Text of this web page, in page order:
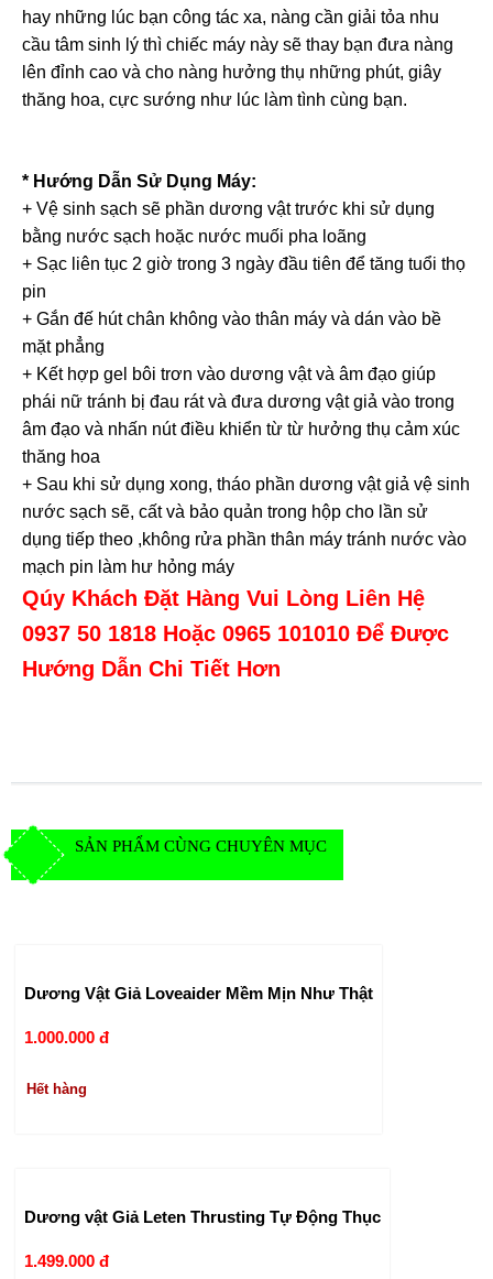
hay những lúc bạn công tác xa, nàng cần giải tỏa nhu
cầu tâm sinh lý thì chiếc máy này sẽ thay bạn đưa nàng
lên đỉnh cao và cho nàng hưởng thụ những phút, giây
thăng hoa, cực sướng như lúc làm tình cùng bạn.
* Hướng Dẫn Sử Dụng Máy:
+ Vệ sinh sạch sẽ phần dương vật trước khi sử dụng
bằng nước sạch hoặc nước muối pha loãng
+ Sạc liên tục 2 giờ trong 3 ngày đầu tiên để tăng tuổi thọ
pin
+ Gắn đế hút chân không vào thân máy và dán vào bề
mặt phẳng
+ Kết hợp gel bôi trơn vào dương vật và âm đạo giúp
phái nữ tránh bị đau rát và đưa dương vật giả vào trong
âm đạo và nhấn nút điều khiển từ từ hưởng thụ cảm xúc
thăng hoa
+ Sau khi sử dụng xong, tháo phần dương vật giả vệ sinh
nước sạch sẽ, cất và bảo quản trong hộp cho lần sử
dụng tiếp theo ,không rửa phần thân máy tránh nước vào
mạch pin làm hư hỏng máy
Qúy Khách Đặt Hàng Vui Lòng Liên Hệ
0937 50 1818 Hoặc 0965 101010 Để Được
Hướng Dẫn Chi Tiết Hơn
SẢN PHẨM CÙNG CHUYÊN MỤC
Dương Vật Giả Loveaider Mềm Mịn Như Thật
1.000.000 đ
Hết hàng
Dương vật Giả Leten Thrusting Tự Động Thục
1.499.000 đ